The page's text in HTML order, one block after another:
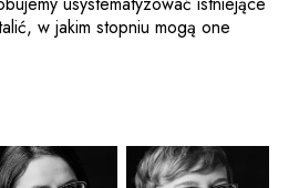
w jakim stopniu mogą one